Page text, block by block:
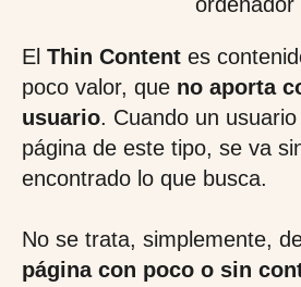
El Thin Content es
poco valor, que no aporta
usuario. Cuando un
página de este tipo, se va
encontrado lo que busca.
No se trata, simplemente,
página con poco o sin